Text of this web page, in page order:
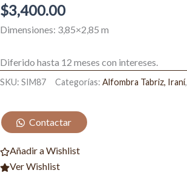
$3,400.00
Dimensiones: 3,85×2,85 m
Diferido hasta 12 meses con intereses.
SKU: SIM87 Categorías: Alfombra Tabriz, Iraní,
Contactar
Añadir a Wishlist
Ver Wishlist